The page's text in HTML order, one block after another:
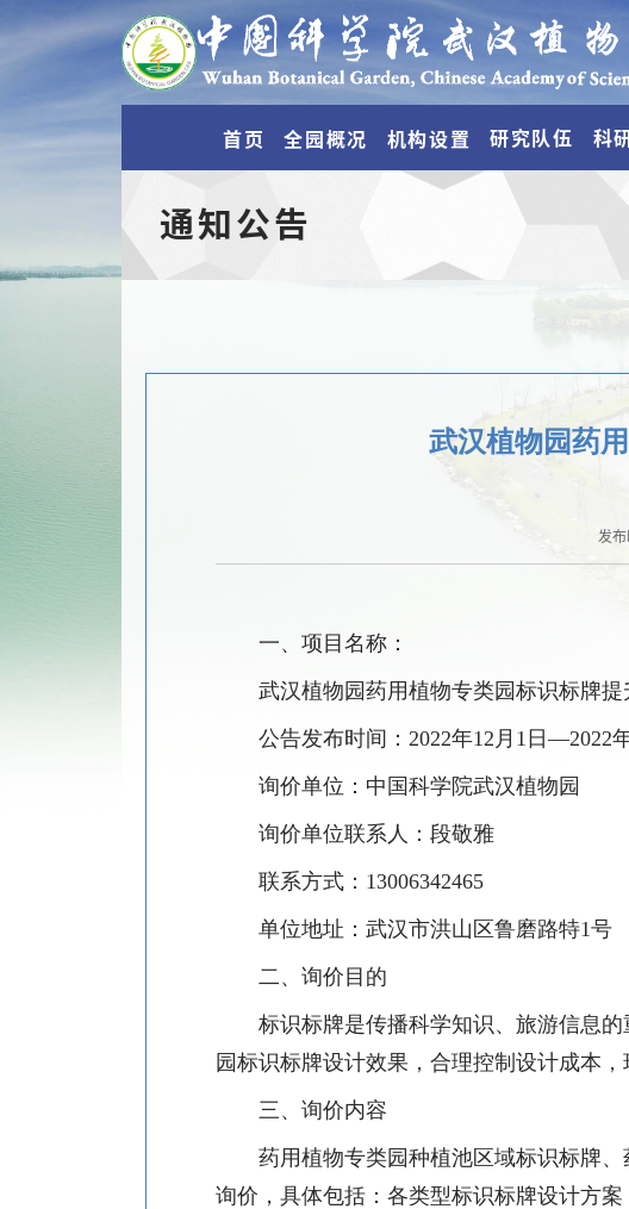
首页 全园概况 机构设置 研究队伍 科
通知公告
武汉植物园药
发布
一、项目名称：
武汉植物园药用植物专类园标识标牌提
公告发布时间： 2022年12 月 1 日—2022
询价单位：中国科学院武汉植物园
询价单位联系人：段敬雅
联系方式： 13006342465
单位地址：武汉市洪山区鲁磨路特1号
二、询价目的
标识标牌是传播科学知识、旅游信息
园标识标牌设计效果，合理控制设计成本
三、询价内容
药用植物专类园种植池区域标识标牌、
询价，具体包括：各类型标识标牌设计方